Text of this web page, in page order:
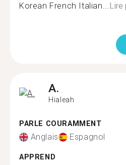
Korean French Italian... Lire
A.
Hialeah
PARLE COURAMMENT
Anglais Espagnol
APPREND